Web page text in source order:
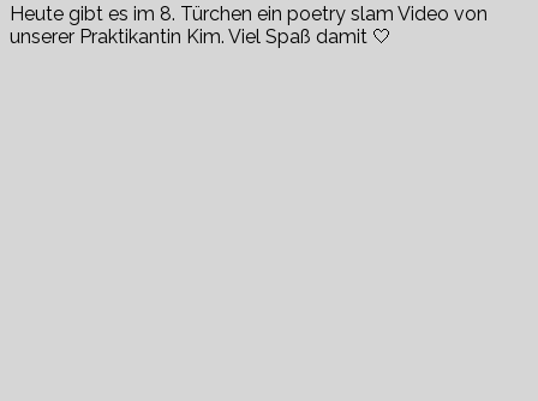
Heute gibt es im 8. Türchen ein poetry slam Video von
unserer Praktikantin Kim. Viel Spaß damit 🤍